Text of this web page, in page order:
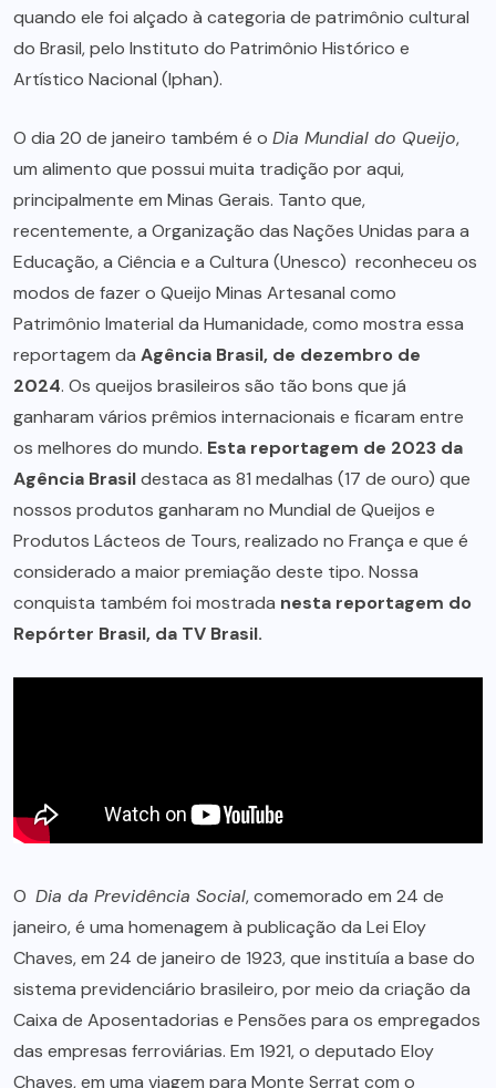
quando ele foi alçado à categoria de patrimônio cultural
do Brasil, pelo Instituto do Patrimônio Histórico e
Artístico Nacional (Iphan).
O dia 20 de janeiro também é o Dia Mundial do Queijo,
um alimento que possui muita tradição por aqui,
principalmente em Minas Gerais. Tanto que,
recentemente, a Organização das Nações Unidas para a
Educação, a Ciência e a Cultura (Unesco) reconheceu os
modos de fazer o Queijo Minas Artesanal como
Patrimônio Imaterial da Humanidade, como mostra essa
reportagem da Agência Brasil, de dezembro de
2024. Os queijos brasileiros são tão bons que já
ganharam vários prêmios internacionais e ficaram entre
os melhores do mundo. Esta reportagem de 2023 da
Agência Brasildestaca as 81 medalhas (17 de ouro) que
nossos produtos ganharam no Mundial de Queijos e
Produtos Lácteos de Tours, realizado no França e que é
considerado a maior premiação deste tipo. Nossa
conquista também foi mostrada nesta reportagem do
Repórter Brasil, da TV Brasil.
O Dia da Previdência Social, comemorado em 24 de
janeiro, é uma homenagem à publicação da Lei Eloy
Chaves, em 24 de janeiro de 1923, que instituía a base do
sistema previdenciário brasileiro, por meio da criação da
Caixa de Aposentadorias e Pensões para os empregados
das empresas ferroviárias. Em 1921, o deputado Eloy
Chaves, em uma viagem para Monte Serrat com o